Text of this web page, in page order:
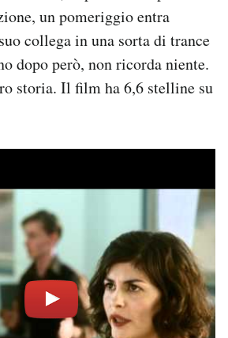
un pomeriggio entra
collega in una sorta di trance
dopo però, non ricorda niente.
storia. Il film ha 6,6 stelline su